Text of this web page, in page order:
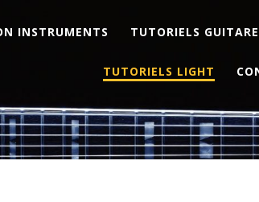
INSTRUMENTS TUTORIELS GUITARE
TUTORIELS LIGHT